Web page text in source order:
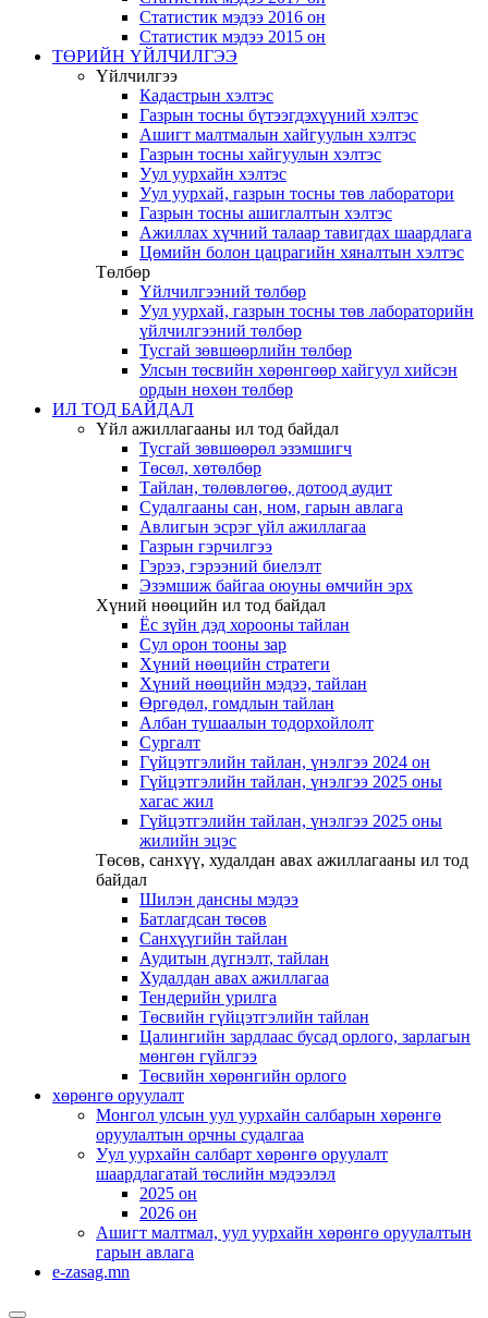
Статистик мэдээ 2016 он
Статистик мэдээ 2015 он
ТӨРИЙН ҮЙЛЧИЛГЭЭ
Үйлчилгээ
Кадастрын хэлтэс
Газрын тосны бүтээгдэхүүний хэлтэс
Ашигт малтмалын хайгуулын хэлтэс
Газрын тосны хайгуулын хэлтэс
Уул уурхайн хэлтэс
Уул уурхай, газрын тосны төв лаборатори
Газрын тосны ашиглалтын хэлтэс
Ажиллах хүчний талаар тавигдах шаардлага
Цөмийн болон цацрагийн хяналтын хэлтэс
Төлбөр
Үйлчилгээний төлбөр
Уул уурхай, газрын тосны төв лабораторийн
үйлчилгээний төлбөр
Тусгай зөвшөөрлийн төлбөр
Улсын төсвийн хөрөнгөөр хайгуул хийсэн
ордын нөхөн төлбөр
ИЛ ТОД БАЙДАЛ
Үйл ажиллагааны ил тод байдал
Тусгай зөвшөөрөл эзэмшигч
Төсөл, хөтөлбөр
Тайлан, төлөвлөгөө, дотоод аудит
Судалгааны сан, ном, гарын авлага
Авлигын эсрэг үйл ажиллагаа
Газрын гэрчилгээ
Гэрээ, гэрээний биелэлт
Эзэмшиж байгаа оюуны өмчийн эрх
Хүний нөөцийн ил тод байдал
Ёс зүйн дэд хорооны тайлан
Сул орон тооны зар
Хүний нөөцийн стратеги
Хүний нөөцийн мэдээ, тайлан
Өргөдөл, гомдлын тайлан
Албан тушаалын тодорхойлолт
Сургалт
Гүйцэтгэлийн тайлан, үнэлгээ 2024 он
Гүйцэтгэлийн тайлан, үнэлгээ 2025 оны
хагас жил
Гүйцэтгэлийн тайлан, үнэлгээ 2025 оны
жилийн эцэс
Төсөв, санхүү, худалдан авах ажиллагааны ил тод
байдал
Шилэн дансны мэдээ
Батлагдсан төсөв
Санхүүгийн тайлан
Аудитын дүгнэлт, тайлан
Худалдан авах ажиллагаа
Тендерийн урилга
Төсвийн гүйцэтгэлийн тайлан
Цалингийн зардлаас бусад орлого, зарлагын
мөнгөн гүйлгээ
Төсвийн хөрөнгийн орлого
хөрөнгө оруулалт
Монгол улсын уул уурхайн салбарын хөрөнгө
оруулалтын орчны судалгаа
Уул уурхайн салбарт хөрөнгө оруулалт
шаардлагатай төслийн мэдээлэл
2025 он
2026 он
Ашигт малтмал, уул уурхайн хөрөнгө оруулалтын
гарын авлага
e-zasag.mn